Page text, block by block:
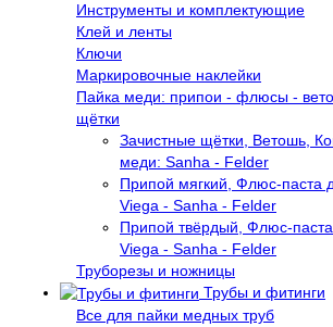
Инструменты и комплектующие
Клей и ленты
Ключи
Маркировочные наклейки
Пайка меди: припои - флюсы -
щётки
Зачистные щётки, Ветошь,
меди: Sanha - Felder
Припой мягкий, Флюс-паста
Viega - Sanha - Felder
Припой твёрдый, Флюс-
Viega - Sanha - Felder
Труборезы и ножницы
Трубы и фитинги
Все для пайки медных труб